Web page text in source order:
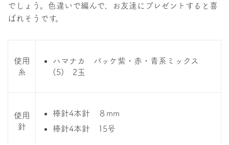
でしょう。色違いで編んで、お友達にプレゼントすると喜
ばれそうです。
使用
糸
ハマナカ パッケ紫・赤・青系ミックス
(5) 2玉
使用
針
棒針4本針 ８mm
棒針4本針 15号